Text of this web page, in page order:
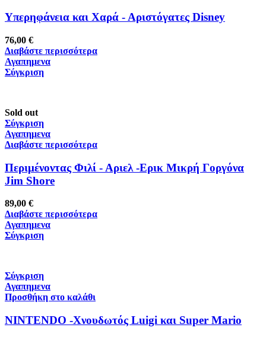
Υπερηφάνεια και Χαρά - Αριστόγατες Disney
76,00 €
Διαβάστε περισσότερα
Αγαπημενα
Σύγκριση
Sold out
Σύγκριση
Αγαπημενα
Διαβάστε περισσότερα
Περιμένοντας Φιλί - Αριελ -Ερικ Μικρή Γοργόνα
Jim Shore
89,00 €
Διαβάστε περισσότερα
Αγαπημενα
Σύγκριση
Σύγκριση
Αγαπημενα
Προσθήκη στο καλάθι
NINTENDO -Χνουδωτός Luigi και Super Mario